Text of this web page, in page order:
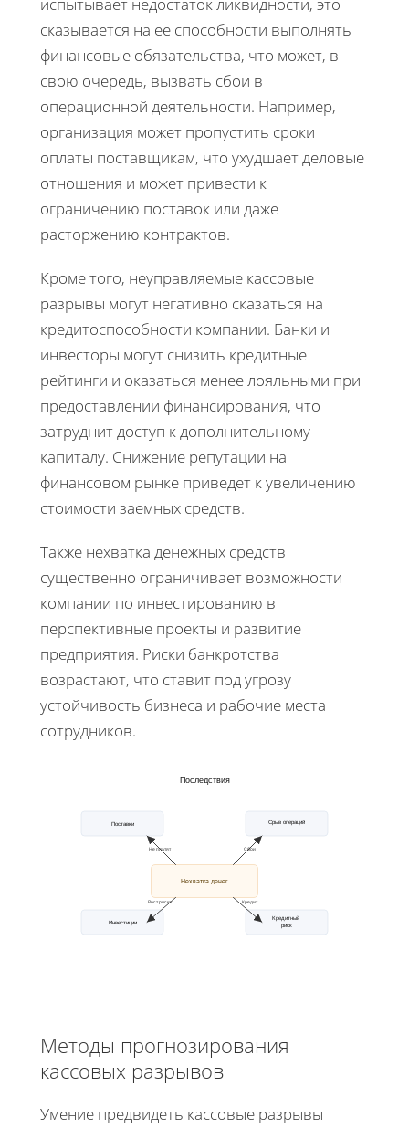
сказывается на её способности выполнять
финансовые обязательства, что может, в
свою очередь, вызвать сбои в
операционной деятельности. Например,
организация может пропустить сроки
оплаты поставщикам, что ухудшает деловые
отношения и может привести к
ограничению поставок или даже
расторжению контрактов.
Кроме того, неуправляемые кассовые
разрывы могут негативно сказаться на
кредитоспособности компании. Банки и
инвесторы могут снизить кредитные
рейтинги и оказаться менее лояльными при
предоставлении финансирования, что
затруднит доступ к дополнительному
капиталу. Снижение репутации на
финансовом рынке приведет к увеличению
стоимости заемных средств.
Также нехватка денежных средств
существенно ограничивает возможности
компании по инвестированию в
перспективные проекты и развитие
предприятия. Риски банкротства
возрастают, что ставит под угрозу
устойчивость бизнеса и рабочие места
сотрудников.
Последствия
Поставки Срыв операций
Кредитный
риск
Инвестиции
Нехватка денег
Не платят Сбои
Кредит
Рост риска
Методы прогнозирования
кассовых разрывов
Умение предвидеть кассовые разрывы